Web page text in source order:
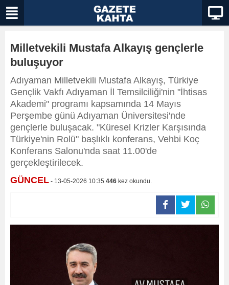
Milletvekili Mustafa Alkayış gençlerle
buluşuyor
Adıyaman Milletvekili Mustafa Alkayış, Türkiye
Gençlik Vakfı Adıyaman İl Temsilciliği'nin "İhtisas
Akademi" programı kapsamında 14 Mayıs
Perşembe günü Adıyaman Üniversitesi'nde
gençlerle buluşacak. "Küresel Krizler Karşısında
Türkiye'nin Rolü" başlıklı konferans, Vehbi Koç
Konferans Salonu'nda saat 11.00'de
gerçekleştirilecek.
GÜNCEL - 13-05-2026 10:35 446 kez okundu.